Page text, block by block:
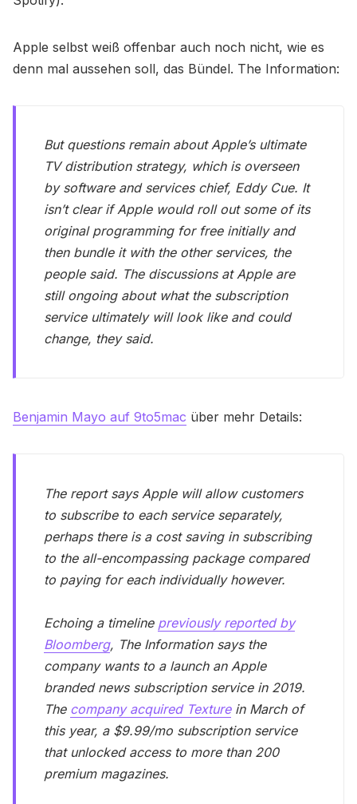
Apple selbst weiß offenbar auch noch nicht, wie es
denn mal aussehen soll, das Bündel. The Information:
But questions remain about Apple’s ultimate
TV distribution strategy, which is overseen
by software and services chief, Eddy Cue. It
isn’t clear if Apple would roll out some of its
original programming for free initially and
then bundle it with the other services, the
people said. The discussions at Apple are
still ongoing about what the subscription
service ultimately will look like and could
change, they said.
Benjamin Mayo auf 9to5mac über mehr Details:
The report says Apple will allow customers
to subscribe to each service separately,
perhaps there is a cost saving in subscribing
to the all-encompassing package compared
to paying for each individually however.
Echoing a timeline previously reported by
Bloomberg, The Information says the
company wants to a launch an Apple
branded news subscription service in 2019.
The company acquired Texturein March of
this year, a $9.99/mo subscription service
that unlocked access to more than 200
premium magazines.